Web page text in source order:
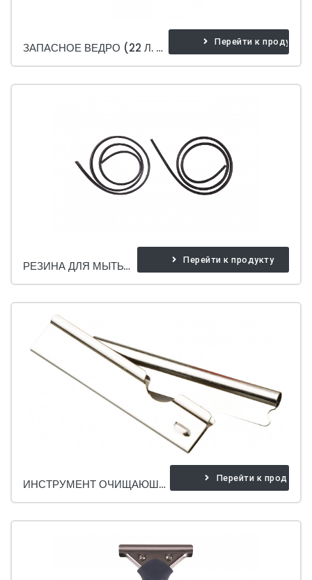
ЗАПАСНОЕ ВЕДРО (22 Л. ВЕДРО ДЛЯ МОЙЩИКА ОКОН) Перейти к продукту
РЕЗИНА ДЛЯ МЫТЬЯ ОКОН Перейти к продукту
ИНСТРУМЕНТ ОЧИЩАЮШИЙ СТЕКЛО СОСКАБЛИВАНИЕМ. Перейти к продукту